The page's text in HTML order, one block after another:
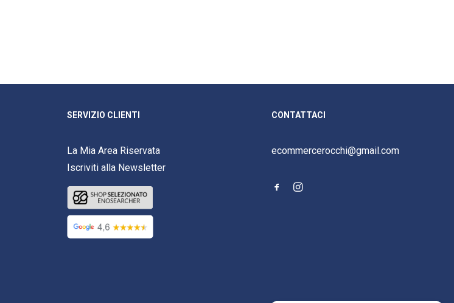
SERVIZIO CLIENTI
La Mia Area Riservata
Iscriviti alla Newsletter
CONTATTACI
ecommercerocchi@gmail.com